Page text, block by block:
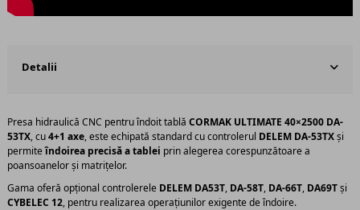
Detalii
Presa hidraulică CNC pentru îndoit tablă CORMAK ULTIMATE 40×2500 DA-
53TX, cu4+1 axe, este echipată standard cu controlerul DELEM DA-53TXși
permiteîndoirea precisă a tablei prin alegerea corespunzătoare a
poansoanelor și matrițelor.
Gama oferă opțional controlerele DELEM DA53T, DA-58T, DA-66T, DA69Tși
CYBELEC 12, pentru realizarea operațiunilor exigente de îndoire.